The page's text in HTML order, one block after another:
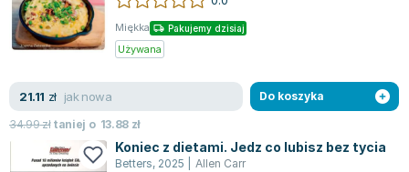
Miękka Pakujemy dzisiaj
Używana
21.11 zł jak nowa
34.99złtaniej o 13.88 zł
Do koszyka
Koniec z dietami. Jedz co lubisz bez tycia
Betters, 2025 Allen Carr